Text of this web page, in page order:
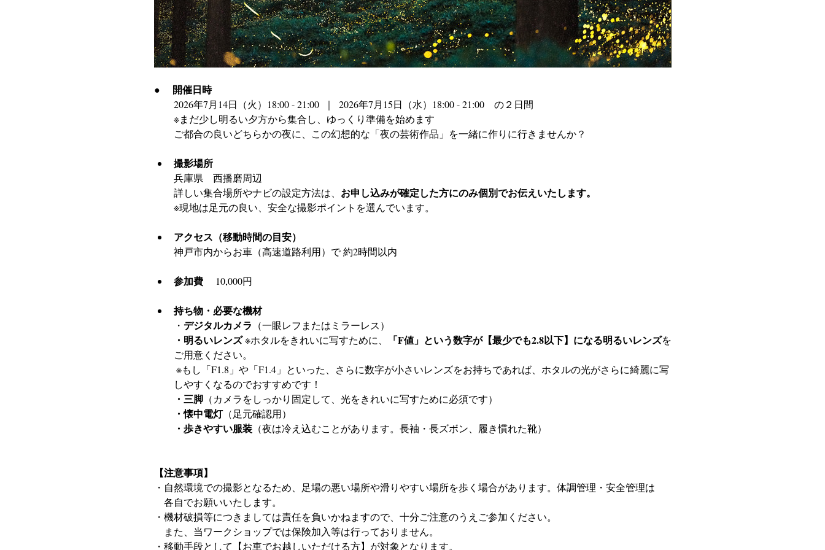
● 開催日時
2026年7月14日（火）18:00 - 21:00  ｜  2026年7月15日（水）18:00 - 21:00　の２日間
※まだ少し明るい夕方から集合し、ゆっくり準備を始めます
ご都合の良いどちらかの夜に、この幻想的な「夜の芸術作品」を一緒に作りに行きませんか？
撮影場所
兵庫県　西播磨周辺
詳しい集合場所やナビの設定方法は、 お申し込みが確定した方にのみ個別でお伝えいたします。
※現地は足元の良い、安全な撮影ポイントを選んでいます。
アクセス（移動時間の目安）
神戸市内からお車（高速道路利用）で 約2時間以内
参加費 10,000円
持ち物・必要な機材
・ デジタルカメラ （一眼レフまたはミラーレス）
・明るいレンズ ※ホタルをきれいに写すために、 「F値」という数字が【最少でも2.8以下】になる明るいレンズを
ご用意ください。
しやすくなるのでおすすめです！
・三脚（カメラをしっかり固定して、光をきれいに写すために必須です）
・懐中電灯（足元確認用）
・歩きやすい服装（夜は冷え込むことがあります。長袖・長ズボン、履き慣れた靴）
【注意事項】
・自然環境での撮影となるため、足場の悪い場所や滑りやすい場所を歩く場合があります。体調管理・安全管理は
各自でお願いいたします。
・機材破損等につきましては責任を負いかねますので、十分ご注意のうえご参加ください。
また、当ワークショップでは保険加入等は行っておりません。
・移動手段として【お車でお越しいただける方】が対象となります。